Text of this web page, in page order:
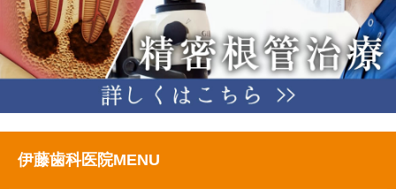
伊藤歯科医院MENU